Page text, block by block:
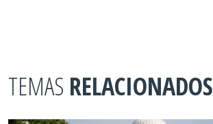
TEMAS RELACIONADOS